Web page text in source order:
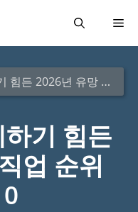
메
년 유망 직업 순위 Top 10
기 힘든
업 순위